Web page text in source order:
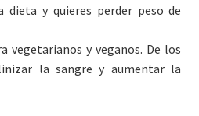
dieta y quieres perder peso de
vegetarianos y veganos. De los
la sangre y aumentar la